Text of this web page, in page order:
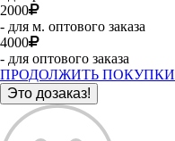
2000
- для м. оптового заказа
4000
- для оптового заказа
ПРОДОЛЖИТЬ ПОКУПКИ